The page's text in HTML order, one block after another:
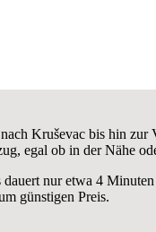
Kruševac bis hin zur
egal ob in der Nähe
nur etwa 4
günstigen Preis.